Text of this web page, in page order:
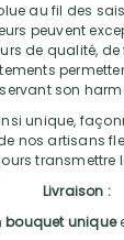
au fil des
peuvent
de qualité, de
son
unique,
nos artisans
transmettre
Livraison :
bouquet unique